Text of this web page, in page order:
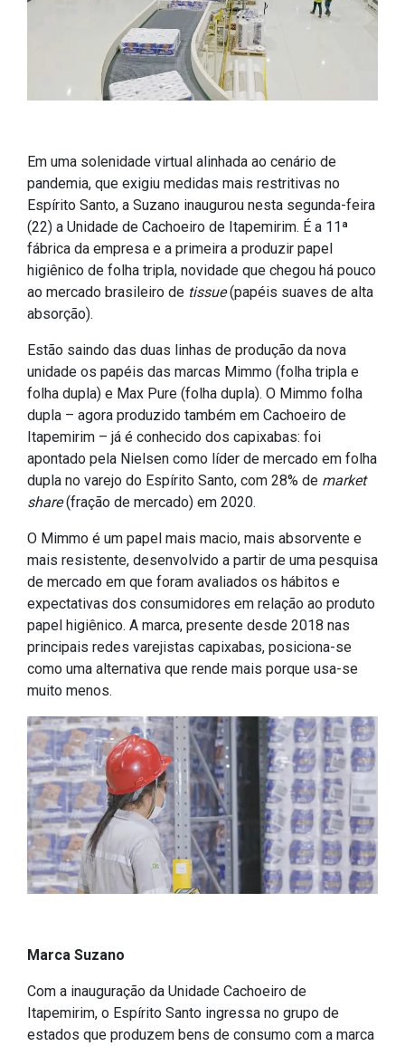
Em uma solenidade virtual alinhada ao cenário de
pandemia, que exigiu medidas mais restritivas no
Espírito Santo, a Suzano inaugurou nesta segunda-feira
(22) a Unidade de Cachoeiro de Itapemirim. É a 11ª
fábrica da empresa e a primeira a produzir papel
higiênico de folha tripla, novidade que chegou há pouco
ao mercado brasileiro de tissue(papéis suaves de alta
absorção).
Estão saindo das duas linhas de produção da nova
unidade os papéis das marcas Mimmo (folha tripla e
folha dupla) e Max Pure (folha dupla). O Mimmo folha
dupla – agora produzido também em Cachoeiro de
Itapemirim – já é conhecido dos capixabas: foi
apontado pela Nielsen como líder de mercado em folha
dupla no varejo do Espírito Santo, com 28% de market
share(fração de mercado) em 2020.
O Mimmo é um papel mais macio, mais absorvente e
mais resistente, desenvolvido a partir de uma pesquisa
de mercado em que foram avaliados os hábitos e
expectativas dos consumidores em relação ao produto
papel higiênico. A marca, presente desde 2018 nas
principais redes varejistas capixabas, posiciona-se
como uma alternativa que rende mais porque usa-se
muito menos.
Marca Suzano
Com a inauguração da Unidade Cachoeiro de
Itapemirim, o Espírito Santo ingressa no grupo de
estados que produzem bens de consumo com a marca